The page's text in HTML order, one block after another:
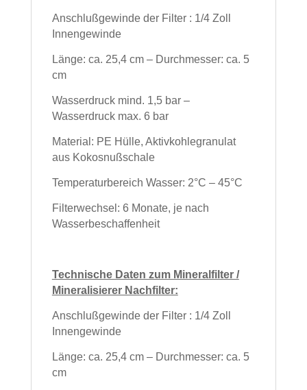
Anschlußgewinde der Filter : 1/4 Zoll
Innengewinde
Länge: ca. 25,4 cm – Durchmesser: ca. 5
cm
Wasserdruck mind. 1,5 bar –
Wasserdruck max. 6 bar
Material: PE Hülle, Aktivkohlegranulat
aus Kokosnußschale
Temperaturbereich Wasser: 2°C – 45°C
Filterwechsel: 6 Monate, je nach
Wasserbeschaffenheit
Technische Daten zum Mineralfilter /
Mineralisierer Nachfilter:
Anschlußgewinde der Filter : 1/4 Zoll
Innengewinde
Länge: ca. 25,4 cm – Durchmesser: ca. 5
cm